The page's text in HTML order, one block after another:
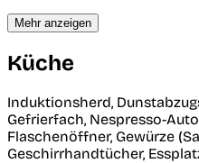
Mehr anzeigen
Küche
Induktionsherd,
Gefrierfach, Nespresso-
Flaschenöffner, Gewürze
Geschirrhandtücher,